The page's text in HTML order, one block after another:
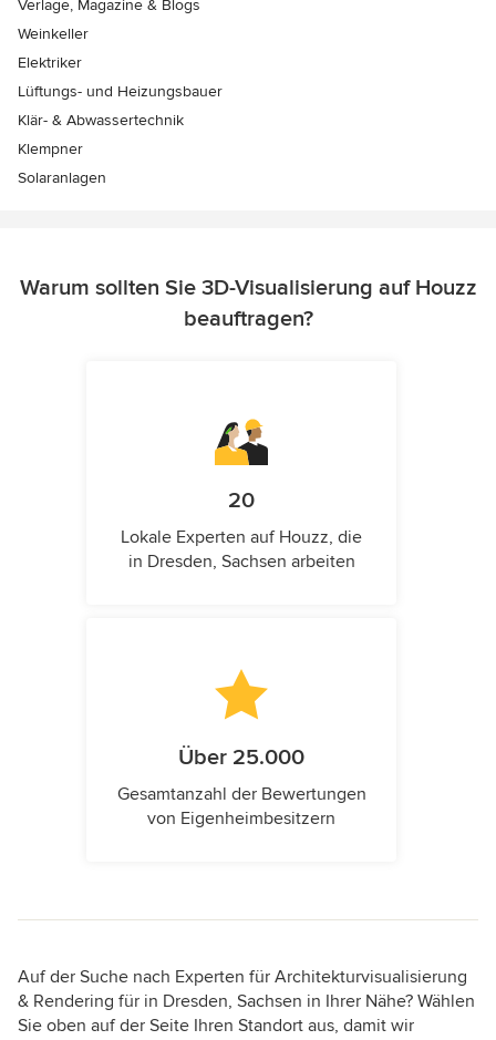
Verlage, Magazine & Blogs
Weinkeller
Elektriker
Lüftungs- und Heizungsbauer
Klär- & Abwassertechnik
Klempner
Solaranlagen
Warum sollten Sie 3D-Visualisierung auf Houzz
beauftragen?
20
Lokale Experten auf Houzz, die
in Dresden, Sachsen arbeiten
Über 25.000
Gesamtanzahl der Bewertungen
von Eigenheimbesitzern
Auf der Suche nach Experten für Architekturvisualisierung
& Rendering für in Dresden, Sachsen in Ihrer Nähe? Wählen
Sie oben auf der Seite Ihren Standort aus, damit wir